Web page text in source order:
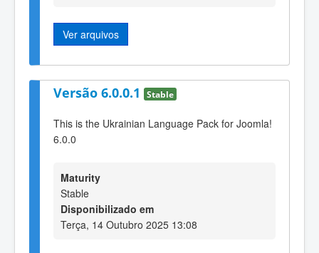
Ver arquivos
Versão 6.0.0.1 Stable
This is the Ukrainian Language Pack for Joomla!
6.0.0
Maturity
Stable
Disponibilizado em
Terça, 14 Outubro 2025 13:08